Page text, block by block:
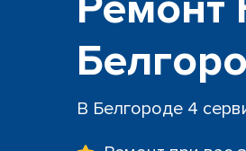
В Белгороде 4